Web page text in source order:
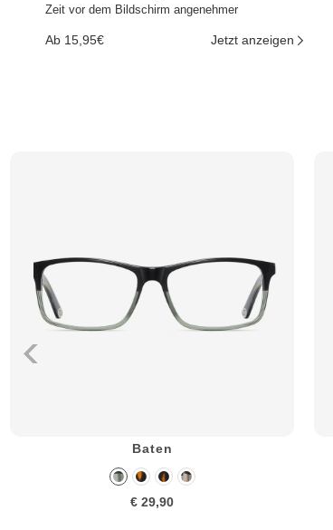
Zeit vor dem Bildschirm angenehmer
Ab 15,95€ Jetzt anzeigen
Baten
€ 29,90